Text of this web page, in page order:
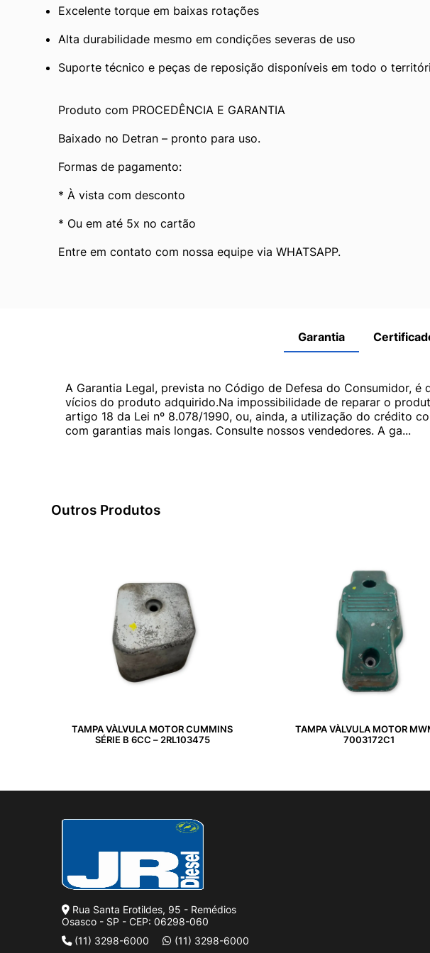
Excelente torque em baixas rotações
Alta durabilidade mesmo em condições severas de uso
Suporte técnico e peças de reposição disponíveis em todo o
Produto com PROCEDÊNCIA E GARANTIA
Baixado no Detran – pronto para uso.
Formas de pagamento:
* À vista com desconto
* Ou em até 5x no cartão
Entre em contato com nossa equipe via WHATSAPP.
Garantia
A Garantia Legal, prevista no Código de Defesa do Consumidor,
vícios do produto adquirido.Na impossibilidade de reparar o
artigo 18 da Lei nº 8.078/1990, ou, ainda, a utilização do crédito
com garantias mais longas. Consulte nossos vendedores. A ga...
Outros Produtos
TAMPA VÀLVULA MOTOR CUMMINS
SÉRIE B 6CC – 2RL103475
TAMPA VÀLVULA MOTOR
7003172C1
Rua Santa Erotildes, 95 - Remédios
Osasco - SP - CEP: 06298-060
(11) 3298-6000
(11) 3298-6000